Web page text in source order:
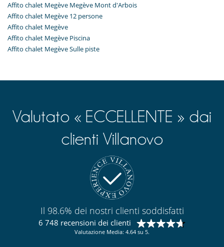
Elettrodomestici
Cucina completamente fornita
Per i vostri pasti
Cucinati da solo
Per la vostra comodità e convenienza
Salotto
Terrazza o balcone
Affito chalet Megève Megève Mont d'Arbois
Affito chalet Megève 12 persone
Affito chalet Megève
Affito chalet Megève Piscina
Affito chalet Megève Sulle piste
Valutato « ECCELLENTE » dai
clienti Villanovo
Il 98.6% dei nostri clienti soddisfatti
6 748 recensioni dei clienti
Valutazione Media: 4.64 su 5.